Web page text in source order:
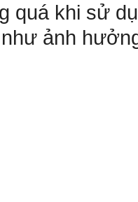
quá khi sử
ảnh